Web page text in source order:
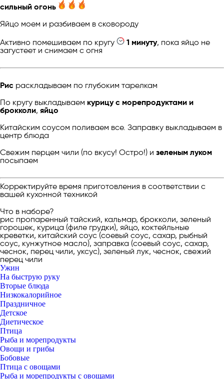
сильный огонь
Яйцо моем и разбиваем в сковороду
Активно помешиваем по кругу
1 минуту, пока яйцо не
загустеет и снимаем с огня
Рис раскладываем по глубоким тарелкам
По кругу выкладываем курицу с морепродуктами и
брокколи, яйцо
Китайским соусом поливаем все. Заправку выкладываем в
центр блюда
Свежим перцем чили (по вкусу! Остро!) и зеленым луком
посыпаем
Корректируйте время приготовления в соответствии с
вашей кухонной техникой
Что в наборе?
рис пропаренный тайский, кальмар, брокколи, зеленый
горошек, курица (филе грудки), яйцо, коктейльные
креветки, китайский соус (соевый соус, сахар, рыбный
соус, кунжутное масло), заправка (соевый соус, сахар,
чеснок, перец чили, уксус), зеленый лук, чеснок, свежий
перец чили
Ужин
На быструю руку
Вторые блюда
Низкокалорийное
Праздничное
Детское
Диетическое
Птица
Рыба и морепродукты
Овощи и грибы
Бобовые
Птица с овощами
Рыба и морепродукты с овощами